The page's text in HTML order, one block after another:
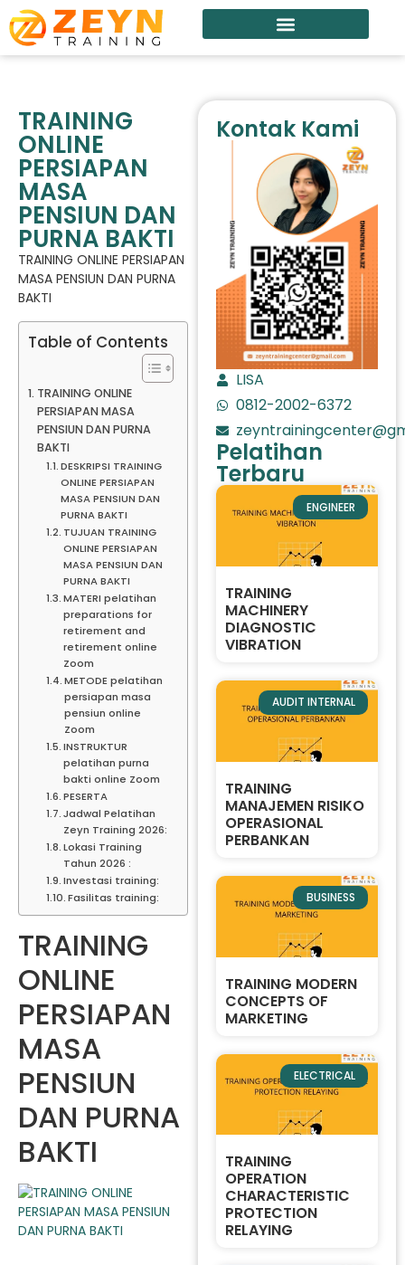
TRAINING
ONLINE
PERSIAPAN
MASA
PENSIUN DAN
PURNA BAKTI
TRAINING ONLINE PERSIAPAN
MASA PENSIUN DAN PURNA
BAKTI
Table of Contents
TRAINING ONLINE
PERSIAPAN MASA
PENSIUN DAN PURNA
BAKTI
DESKRIPSI TRAINING
ONLINE PERSIAPAN
MASA PENSIUN DAN
PURNA BAKTI
TUJUAN TRAINING
ONLINE PERSIAPAN
MASA PENSIUN DAN
PURNA BAKTI
MATERI pelatihan
preparations for
retirement and
retirement online
Zoom
METODE pelatihan
persiapan masa
pensiun online
Zoom
INSTRUKTUR
pelatihan purna
bakti online Zoom
PESERTA
Jadwal Pelatihan
Zeyn Training 2026:
Lokasi Training
Tahun 2026 :
Investasi training:
Fasilitas training:
TRAINING
ONLINE
PERSIAPAN
MASA
PENSIUN
DAN PURNA
BAKTI
Kontak Kami
LISA
0812-2002-6372
Pelatihan
Terbaru
ENGINEER
TRAINING
MACHINERY
DIAGNOSTIC
VIBRATION
AUDIT INTERNAL
TRAINING
MANAJEMEN RISIKO
OPERASIONAL
PERBANKAN
BUSINESS
TRAINING MODERN
CONCEPTS OF
MARKETING
ELECTRICAL
TRAINING
OPERATION
CHARACTERISTIC
PROTECTION
RELAYING